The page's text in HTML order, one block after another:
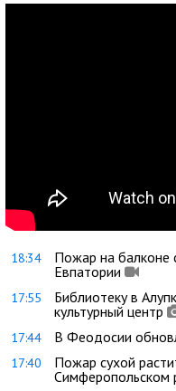
18:34
Пожар на балконе
Евпатории
17:55
Библиотеку в
культурный центр
17:44 В Феодосии
17:40
Пожар сухой
Симферопольском